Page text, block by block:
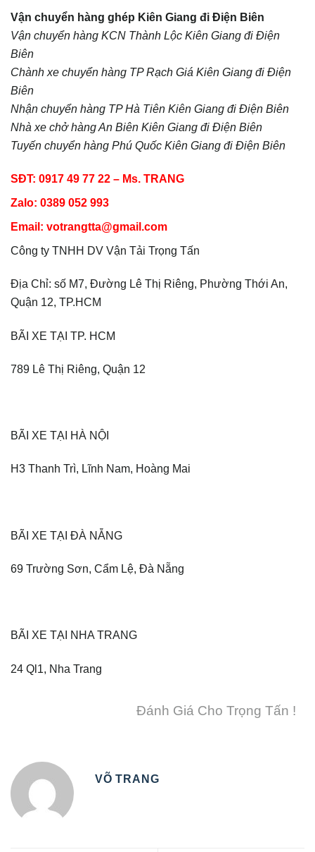
Vận chuyển hàng ghép Kiên Giang đi Điện Biên
Vận chuyển hàng KCN Thành Lộc Kiên Giang đi Điện
Biên
Chành xe chuyển hàng TP Rạch Giá Kiên Giang đi Điện
Biên
Nhận chuyển hàng TP Hà Tiên Kiên Giang đi Điện Biên
Nhà xe chở hàng An Biên Kiên Giang đi Điện Biên
Tuyến chuyển hàng Phú Quốc Kiên Giang đi Điện Biên
SĐT: 0917 49 77 22 – Ms. TRANG
Zalo: 0389 052 993
Email: votrangtta@gmail.com
Công ty TNHH DV Vận Tải Trọng Tấn
Địa Chỉ: số M7, Đường Lê Thị Riêng, Phường Thới An,
Quận 12, TP.HCM
BÃI XE TẠI TP. HCM
789 Lê Thị Riêng, Quận 12
BÃI XE TẠI HÀ NỘI
H3 Thanh Trì, Lĩnh Nam, Hoàng Mai
BÃI XE TẠI ĐÀ NẴNG
69 Trường Sơn, Cẩm Lệ, Đà Nẵng
BÃI XE TẠI NHA TRANG
24 Ql1, Nha Trang
Đánh Giá Cho Trọng Tấn !
VÕ TRANG